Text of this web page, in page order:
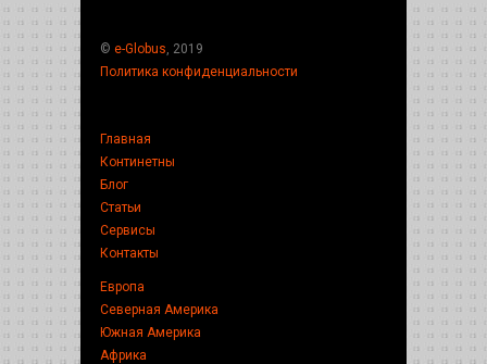
© e-Globus , 2019
Политика конфиденциальности
Главная
Континетны
Блог
Статьи
Сервисы
Контакты
Европа
Северная Америка
Южная Америка
Африка